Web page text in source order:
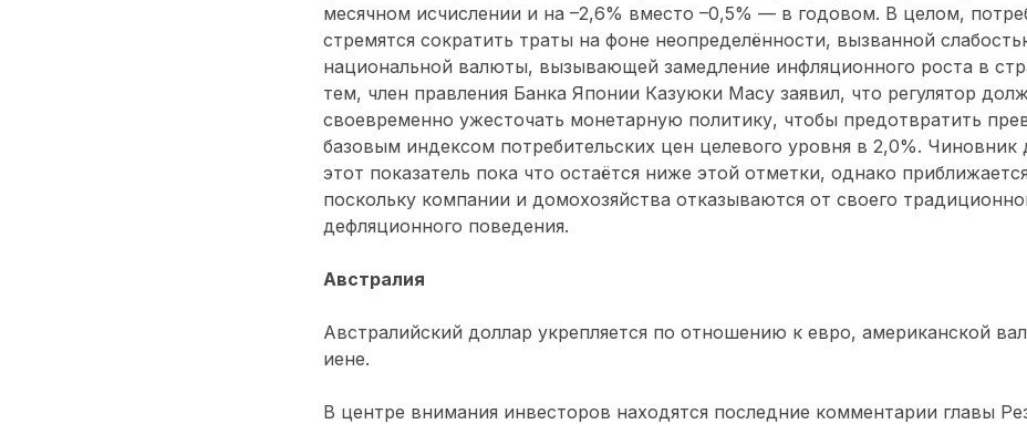
месячном исчислении и на –2,6% вместо –0,5% — в годовом. В целом,
стремятся сократить траты на фоне неопределённости, вызванной
национальной валюты, вызывающей замедление инфляционного роста в
тем, член правления Банка Японии Казуюки Масу заявил, что регулятор
своевременно ужесточать монетарную политику, чтобы предотвратить
базовым индексом потребительских цен целевого уровня в 2,0%. Чиновник
этот показатель пока что остаётся ниже этой отметки, однако
поскольку компании и домохозяйства отказываются от своего
дефляционного поведения.
Австралия
Австралийский доллар укрепляется по отношению к евро, американской
иене.
В центре внимания инвесторов находятся последние комментарии главы